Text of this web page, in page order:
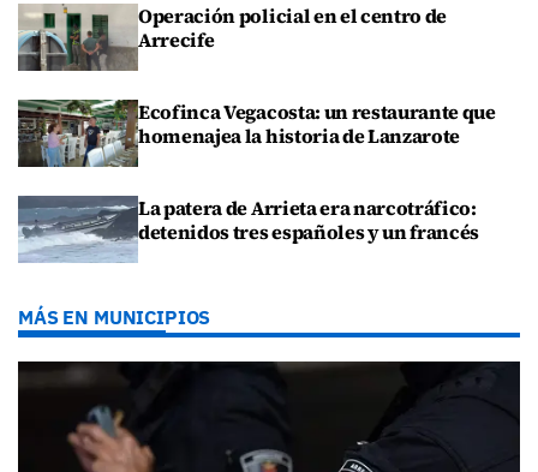
Operación policial en el centro de
Arrecife
Ecofinca Vegacosta: un restaurante que
homenajea la historia de Lanzarote
La patera de Arrieta era narcotráfico:
detenidos tres españoles y un francés
MÁS EN MUNICIPIOS